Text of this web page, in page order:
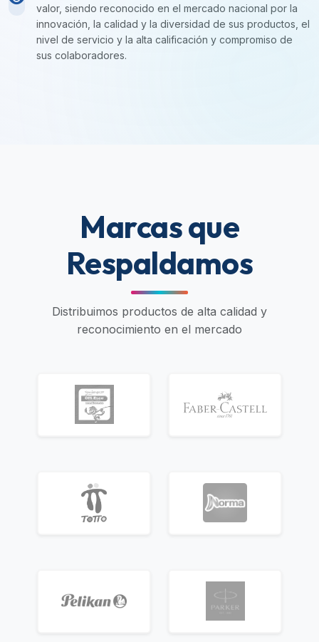
valor, siendo reconocido en el mercado nacional por la
innovación, la calidad y la diversidad de sus productos, el
nivel de servicio y la alta calificación y compromiso de
sus colaboradores.
Marcas que
Respaldamos
Distribuimos productos de alta calidad y
reconocimiento en el mercado